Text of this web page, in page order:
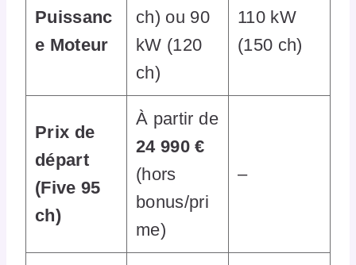
Puissanc
e Moteur
ch) ou 90
kW (120
ch)
110 kW
(150 ch)
Prix de
départ
(Five 95
ch)
À partir de
24 990 €
(hors
bonus/pri
me)
–